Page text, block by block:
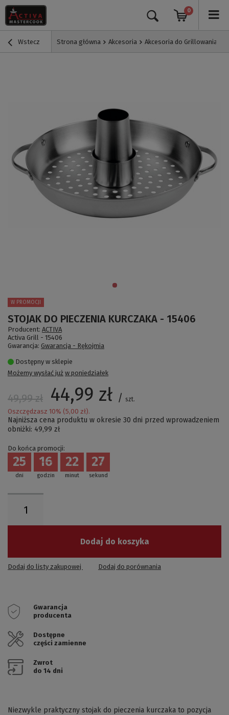
0
Wstecz Strona główna Akcesoria Akcesoria do Grillowania
STOJAK DO PIECZENIA KURCZAKA - 15406
W PROMOCJI
Producent: ACTIVA
Activa Grill - 15406
Gwarancja: Gwarancja - Rękojmia
Dostępny w sklepie
Możemy wysłać już w poniedziałek
49,99 zł 44,99 zł / szt.
Oszczędzasz 10% (5,00 zł).
Najniższa cena produktu w okresie 30 dni przed wprowadzeniem
obniżki: 49,99 zł
Do końca promocji:
dni
25
godzin
16
minut
22
sekund
27
Dodaj do koszyka
Dodaj do listy zakupowej Dodaj do porównania
Gwarancja
producenta
Dostępne
części zamienne
Zwrot
do 14 dni
Niezwykle praktyczny stojak do pieczenia kurczaka to pozycja